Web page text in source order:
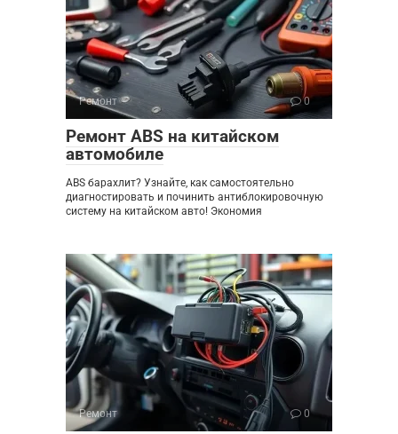
Ремонт 0
Ремонт ABS на китайском
автомобиле
ABS барахлит? Узнайте, как самостоятельно
диагностировать и починить антиблокировочную
систему на китайском авто! Экономия
Ремонт 0